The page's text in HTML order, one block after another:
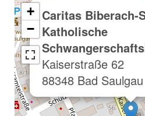
Caritas Biberach-
Katholische
Kaiserstraße 62
88348 Bad Saulgau
+
−